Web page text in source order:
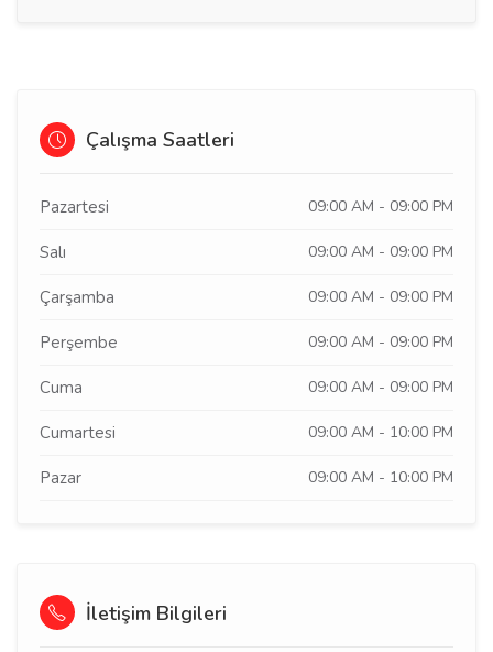
Çalışma Saatleri
Pazartesi 09:00 AM - 09:00 PM
Salı 09:00 AM - 09:00 PM
Çarşamba 09:00 AM - 09:00 PM
Perşembe 09:00 AM - 09:00 PM
Cuma 09:00 AM - 09:00 PM
Cumartesi 09:00 AM - 10:00 PM
Pazar 09:00 AM - 10:00 PM
İletişim Bilgileri